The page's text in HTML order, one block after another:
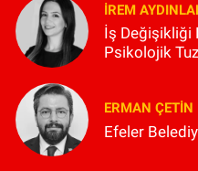
İREM
İş Değişikliği
Psikolojik
ERMAN ÇETIN
Efeler